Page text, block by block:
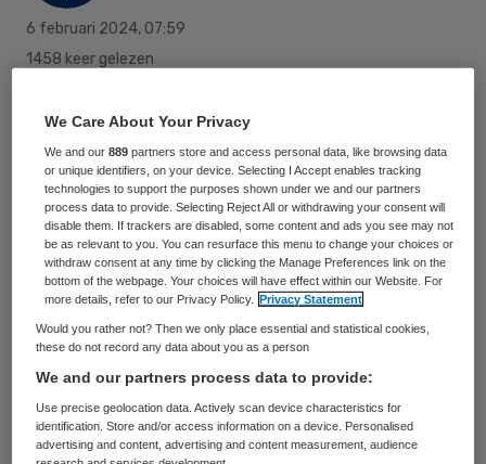
6 februari 2024, 07:59
1458 keer gelezen
februari samengevoegd tot het
verpleegkundig technisch team Rijnmond:
VTT Rijnmond.
De verpleegkundig technische teams van
Aafje en Laurens leveren hoogcomplexe
zorg bij mensen thuis. Tot hun werk behoort
onder meer het toedienen van medicatie via
een infuus, behandeling met chemo- of
We Care About Your Privacy
We and our889 partners store and access personal data, like browsing data
or unique identifiers, on your device. Selecting I Accept enables tracking
technologies to support the purposes shown under we and our partners
process data to provide. Selecting Reject All or withdrawing your consent will
disable them. If trackers are disabled, some content and ads you see may not
be as relevant to you. You can resurface this menu to change your choices or
withdraw consent at any time by clicking the Manage Preferences link on the
bottom of the webpage. Your choices will have effect within our Website. For
more details, refer to our Privacy Policy.
Privacy Statement
Would you rather not? Then we only place essential and statistical cookies,
these do not record any data about you as a person
We and our partners process data to provide:
Use precise geolocation data. Actively scan device characteristics for
identification. Store and/or access information on a device. Personalised
advertising and content, advertising and content measurement, audience